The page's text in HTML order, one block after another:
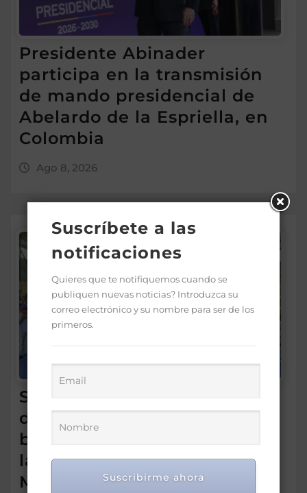
Presidente Abinader
participa en la transmisión
de mando presidencial de
Abelardo de la Espriella, en
Colombia
Ago 8, 2026
Supérate promueve el
diálogo con familias
beneficiarias para fortalecer
la protección social en Hato
Mayor
Suscríbete a las
notificaciones
Quieres que te notifiquemos cuando se
publiquen nuevas noticias? Introduzca su
correo electrónico y su nombre para ser de los
primeros.
Suscribirme ahora